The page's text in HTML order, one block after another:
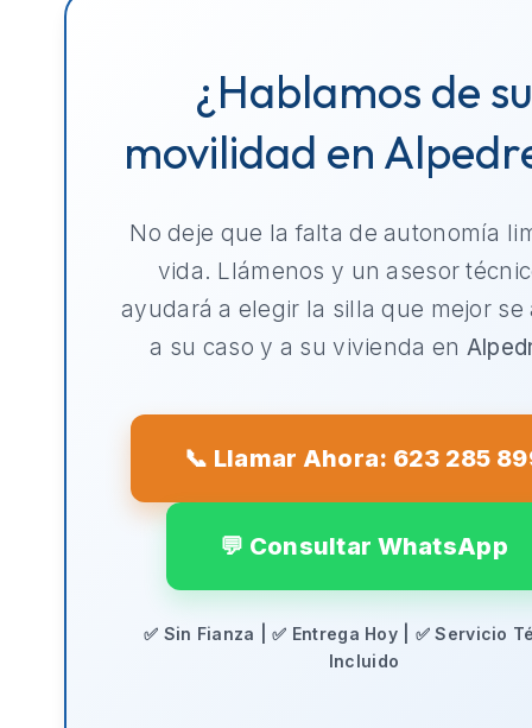
¿Hablamos de su
movilidad en
No deje que la falta de autonomía
vida. Llámenos y un asesor
ayudará a elegir la silla que mejor se
a su caso y a su vivienda en
📞 Llamar Ahora: 623 285
💬 Consultar WhatsApp
✅ Sin Fianza | ✅ Entrega Hoy | ✅ Servicio
Incluido